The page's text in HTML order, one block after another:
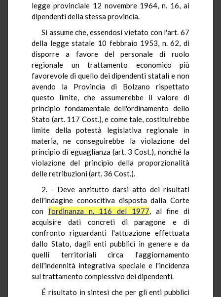
legge provinciale 12 novembre 1964, n. 16, ai
dipendenti della stessa provincia.
Si assume che, essendosi vietato con l'art. 67
della legge statale 10 febbraio 1953, n. 62, di
disporre a favore del personale di ruolo
regionale un trattamento economico più
favorevole di quello dei dipendenti statali e non
avendo la Provincia di Bolzano rispettato
questo limite, che assumerebbe il valore di
principio fondamentale dell'ordinamento dello
Stato (art. 117 Cost.), e come tale, costituirebbe
limite della potestà legislativa regionale in
materia, ne conseguirebbe la violazione del
principio di eguaglianza (art. 3 Cost.), nonché la
violazione del principio della proporzionalità
delle retribuzioni (art. 36 Cost.).
2. - Deve anzitutto darsi atto dei risultati
dell'indagine conoscitiva disposta dalla Corte
con l'ordinanza n. 116 del 1977, al fine di
acquisire dati concreti di paragone e di
confronto riguardanti l'attuazione effettuata
dallo Stato, dagli enti pubblici in genere e da
quelli territoriali circa l'aggiornamento
dell'indennità integrativa speciale e l'incidenza
sul trattamento complessivo dei dipendenti.
É risultato in sintesi che per gli enti pubblici